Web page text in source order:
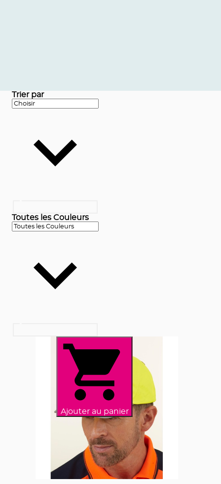
Trier par
Toutes les Couleurs
Ajouter au panier